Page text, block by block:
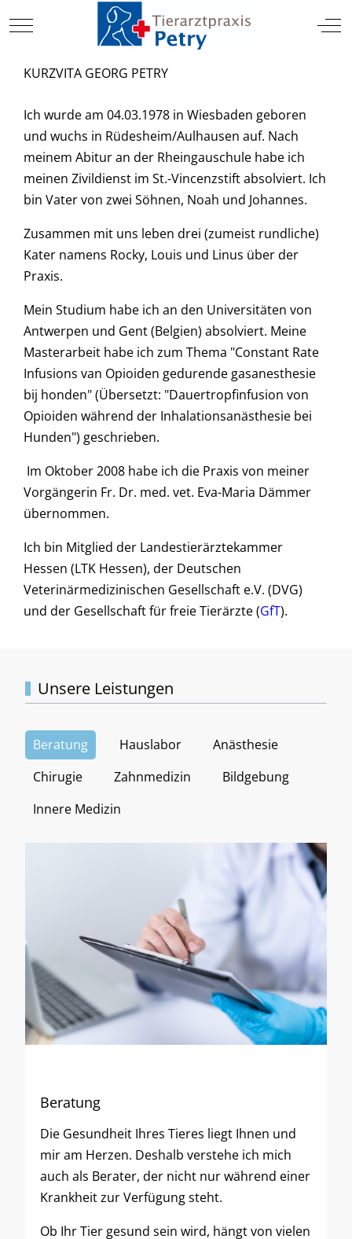
Mobile Menu Toggle
KURZVITA GEORG PETRY
Ich wurde am 04.03.1978 in Wiesbaden geboren
und wuchs in Rüdesheim/Aulhausen auf. Nach
meinem Abitur an der Rheingauschule habe ich
meinen Zivildienst im St.-Vincenzstift absolviert. Ich
bin Vater von zwei Söhnen, Noah und Johannes.
Zusammen mit uns leben drei (zumeist rundliche)
Kater namens Rocky, Louis und Linus über der
Praxis.
Mein Studium habe ich an den Universitäten von
Antwerpen und Gent (Belgien) absolviert. Meine
Masterarbeit habe ich zum Thema "Constant Rate
Infusions van Opioiden gedurende gasanesthesie
bij honden" (Übersetzt: "Dauertropfinfusion von
Opioiden während der Inhalationsanästhesie bei
Hunden") geschrieben.
Im Oktober 2008 habe ich die Praxis von meiner
Vorgängerin Fr. Dr. med. vet. Eva-Maria Dämmer
übernommen.
Ich bin Mitglied der Landestierärztekammer
Hessen (LTK Hessen), der Deutschen
Veterinärmedizinischen Gesellschaft e.V. (DVG)
und der Gesellschaft für freie Tierärzte (GfT).
Unsere Leistungen
Beratung Hauslabor
Anästhesie
Chirugie
Zahnmedizin
Bildgebung
Innere Medizin
Beratung
Die Gesundheit Ihres Tieres liegt Ihnen und
mir am Herzen. Deshalb verstehe ich mich
auch als Berater, der nicht nur während einer
Krankheit zur Verfügung steht.
Ob Ihr Tier gesund sein wird, hängt von vielen